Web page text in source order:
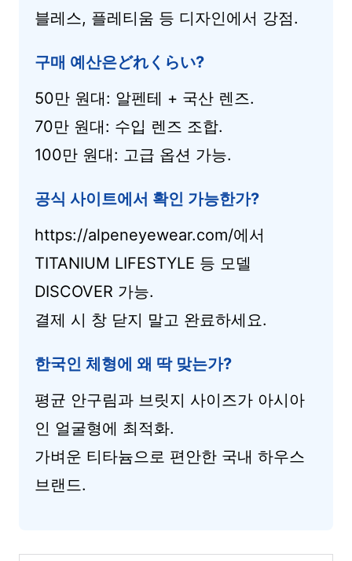
블레스, 플레티움 등 디자인에서 강점.
구매 예산은どれくらい?
50만 원대: 알펜테 + 국산 렌즈.
70만 원대: 수입 렌즈 조합.
100만 원대: 고급 옵션 가능.
공식 사이트에서 확인 가능한가?
https://alpeneyewear.com/에서
TITANIUM LIFESTYLE 등 모델
DISCOVER 가능.
결제 시 창 닫지 말고 완료하세요.
한국인 체형에 왜 딱 맞는가?
평균 안구림과 브릿지 사이즈가 아시아
인 얼굴형에 최적화.
가벼운 티타늄으로 편안한 국내 하우스
브랜드.